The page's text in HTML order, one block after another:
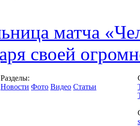
матча
своей
Разделы:
Новости Фото Видео Статьи